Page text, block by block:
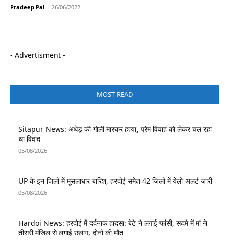
Pradeep Pal - 26/06/2022
- Advertisment -
MOST READ
Sitapur News: अधेड़ की गोली मारकर हत्या, प्रेम विवाह को लेकर चल रहा
था विवाद
05/08/2026
UP के इन जिलों में मूसलाधार बारिश, हरदोई समेत 42 जिलों में येलो अलर्ट जारी
05/08/2026
Hardoi News: हरदोई में दर्दनाक हादसा: बेटे ने लगाई फांसी, सदमे में मां ने
तीसरी मंजिल से लगाई छलांग, दोनों की मौत